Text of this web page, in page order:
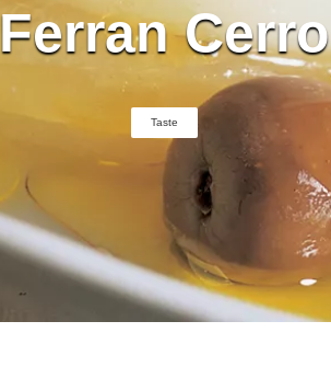
Ferran Cerro
Taste